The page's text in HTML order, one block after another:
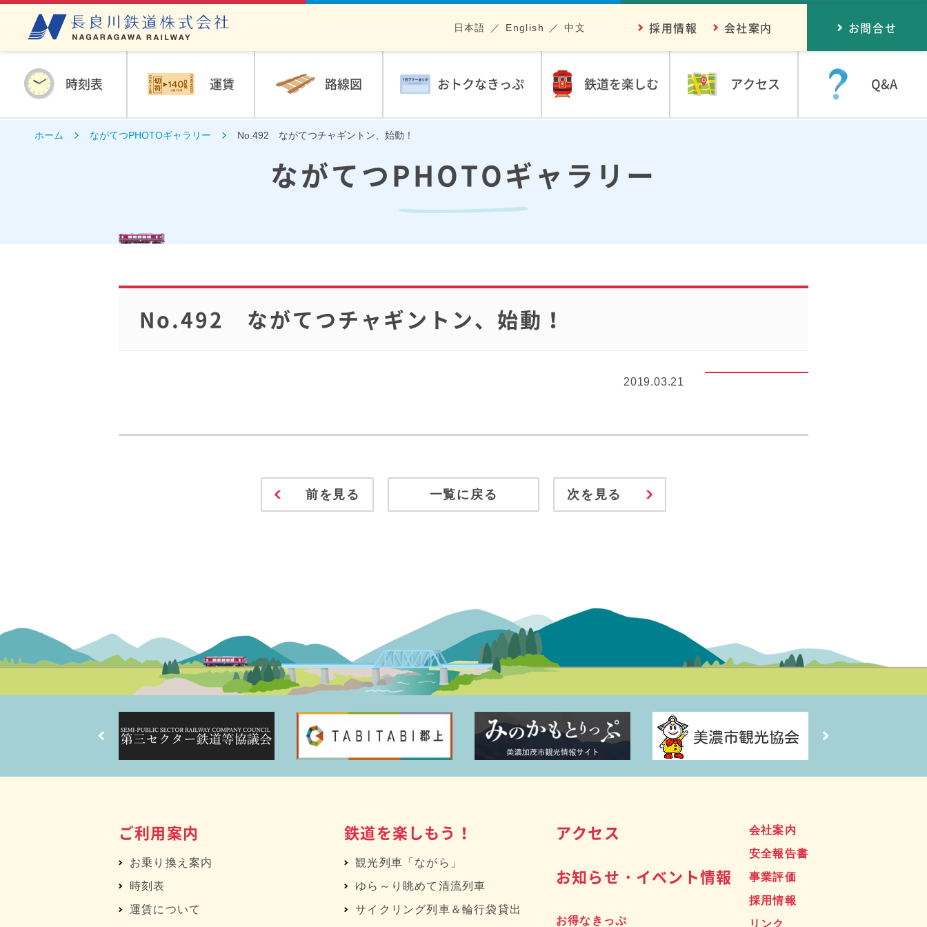
時刻表 運賃 路線図 おトクなきっぷ 鉄道を楽しむ アクセス Q&A
採用情報 会社案内
日本語 English 中文 お問合せ
ホーム ながてつPHOTOギャラリー No.492 ながてつチャギントン、始動！
ながてつPHOTOギャラリー
No.492 ながてつチャギントン、始動！
2019.03.21
前を見る 一覧に戻る 次を見る
ご利用案内
お乗り換え案内
時刻表
運賃について
鉄道を楽しもう！
観光列車「ながら」
ゆら～り眺めて清流列車
サイクリング列車＆輪行袋貸出
アクセス
お知らせ・イベント情報
お得なきっぷ
会社案内
安全報告書
事業評価
採用情報
リンク